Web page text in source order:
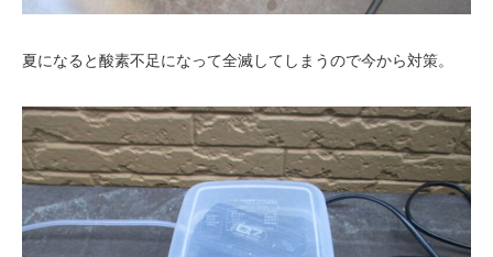
夏になると酸素不足になって全滅してしまうので今から対策。